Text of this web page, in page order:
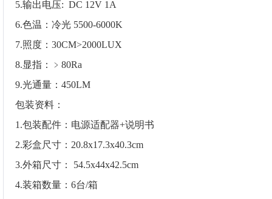
5.输出电压: DC 12V 1A
6.色温：冷光 5500-6000K
7.照度：30CM>2000LUX
8.显指：﹥80Ra
9.光通量：450LM
包装资料：
1.包装配件：电源适配器+说明书
2.彩盒尺寸：20.8x17.3x40.3cm
3.外箱尺寸： 54.5x44x42.5cm
4.装箱数量：6台/箱